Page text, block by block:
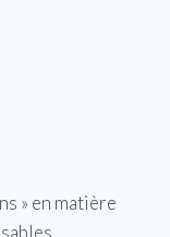
» en matière